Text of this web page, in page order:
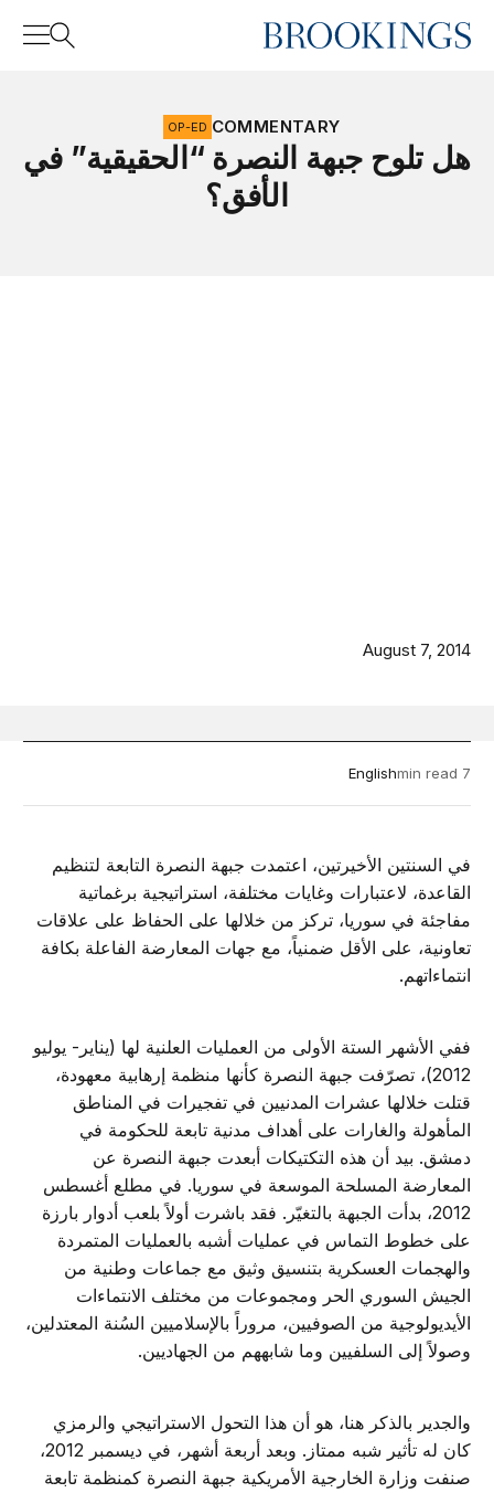
Home
COMMENTARY
OP-ED
هل تلوح جبهة النصرة “الحقيقية” في
الأفق؟
August 7, 2014
7 min read
English
في السنتين الأخيرتين، اعتمدت جبهة النصرة التابعة لتنظيم
القاعدة، لاعتبارات وغايات مختلفة، استراتيجية برغماتية
مفاجئة في سوريا، تركز من خلالها على الحفاظ على علاقات
تعاونية، على الأقل ضمنياً، مع جهات المعارضة الفاعلة بكافة
انتماءاتهم.
ففي الأشهر الستة الأولى من العمليات العلنية لها (يناير- يوليو
2012)، تصرّفت جبهة النصرة كأنها منظمة إرهابية معهودة،
قتلت خلالها عشرات المدنيين في تفجيرات في المناطق
المأهولة والغارات على أهداف مدنية تابعة للحكومة في
دمشق. بيد أن هذه التكتيكات أبعدت جبهة النصرة عن
المعارضة المسلحة الموسعة في سوريا. في مطلع أغسطس
2012، بدأت الجبهة بالتغيّر. فقد باشرت أولاً بلعب أدوار بارزة
على خطوط التماس في عمليات أشبه بالعمليات المتمردة
والهجمات العسكرية بتنسيق وثيق مع جماعات وطنية من
الجيش السوري الحر ومجموعات من مختلف الانتماءات
الأيديولوجية من الصوفيين، مروراً بالإسلاميين السُنة المعتدلين،
وصولاً إلى السلفيين وما شابههم من الجهاديين.
والجدير بالذكر هنا، هو أن هذا التحول الاستراتيجي والرمزي
كان له تأثير شبه ممتاز. وبعد أربعة أشهر، في ديسمبر 2012،
صنفت وزارة الخارجية الأمريكية جبهة النصرة كمنظمة تابعة